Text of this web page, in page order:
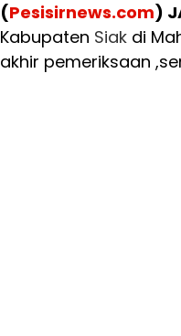
(Pesisirnews.com)
Kabupaten Siak di
akhir pemeriksaan